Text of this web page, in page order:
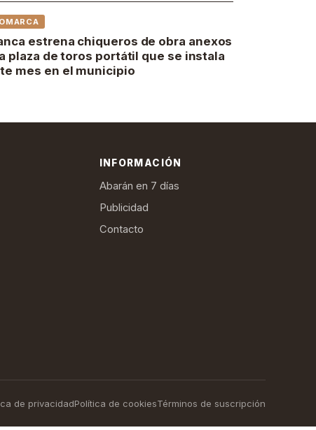
estrena chiqueros de obra anexos
plaza de toros portátil que se instala
mes en el municipio
INFORMACIÓN
Abarán en 7 días
Publicidad
Contacto
de privacidadPolítica de cookiesTérminos de suscripción